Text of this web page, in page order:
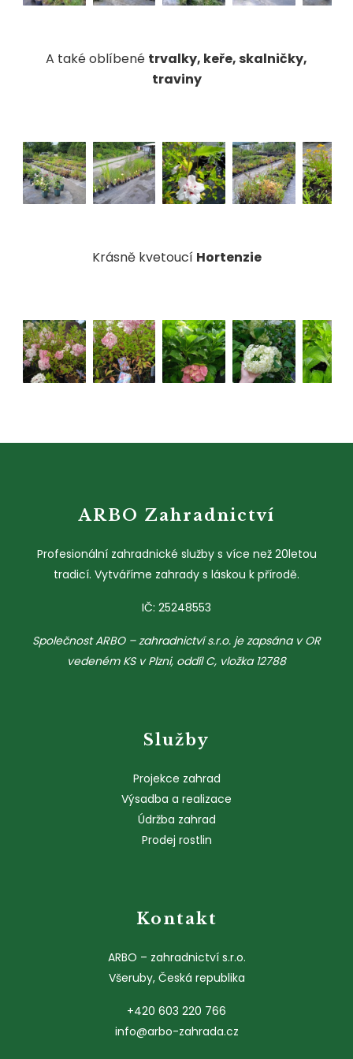
A také oblíbené trvalky, keře, skalničky,
traviny
Krásně kvetoucí Hortenzie
ARBO Zahradnictví
Profesionální zahradnické služby s více než 20letou
tradicí. Vytváříme zahrady s láskou k přírodě.
IČ: 25248553
Společnost ARBO – zahradnictví s.r.o. je zapsána v OR
vedeném KS v Plzni, oddíl C, vložka 12788
Služby
Projekce zahrad
Výsadba a realizace
Údržba zahrad
Prodej rostlin
Kontakt
ARBO – zahradnictví s.r.o.
Všeruby, Česká republika
+420 603 220 766
info@arbo-zahrada.cz